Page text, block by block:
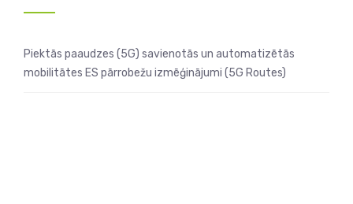
Piektās paaudzes (5G) savienotās un automatizētās
mobilitātes ES pārrobežu izmēģinājumi (5G Routes)